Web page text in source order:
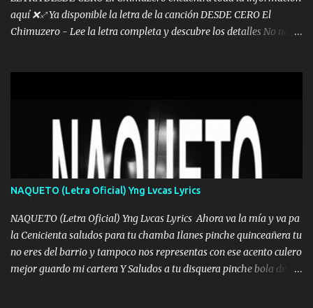
aquí ❌♐ Ya disponible la letra de la canción DESDE CERO El
Chimuzero - Lee la letra completa y descubre los detalles No nací
❌ www.elnorteduro.com ❌ Yo No limito los Sueños , si no existe
Uno pues Hallamos Modos , Si me caigo me Levanto, Aprendo Del
Error Y me sacudo El Lodo ❌ www.elnorteduro.com ❌ El Dinero
No me falta Pero Tampoco me Estorba , Por Eso Manejo Todo
Bien Regido Por mis Normas . Aquí no Se Sufre de Ego vengo Desde
Abajo y me costó subir Fue Con Trabajo Y Esfuerzo, Nada es
Regalado Me Super Invertir A Mí lado Una Princesa que A pesar de
Todo Siempre a estado ahí . Hecho pa...
NAQUETO (Letra Oficial) Yng Lvcas Lyrics
NAQUETO (Letra Oficial) Yng Lvcas Lyrics Ahora va la mía y va pa
la Cenicienta saludos para tu chamba Ilanes pinche quinceañera tu
no eres del barrio y tampoco nos representas con ese acento culero
mejor guardo mi cartera Y Saludos a tu disquera pinche bola de